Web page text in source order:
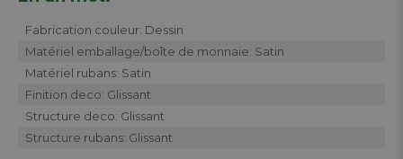
Fabrication couleur: Dessin
Matériel emballage/boîte de monnaie: Satin
Matériel rubans: Satin
Finition deco: Glissant
Structure deco: Glissant
Structure rubans: Glissant